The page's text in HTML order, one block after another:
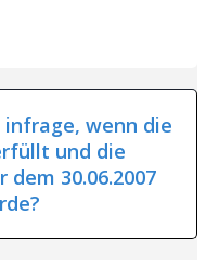
wenn die
und die
30.06.2007